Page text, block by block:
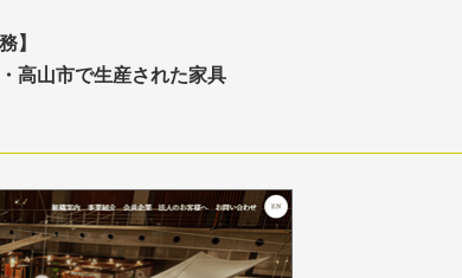
】
高山市で生産された家具